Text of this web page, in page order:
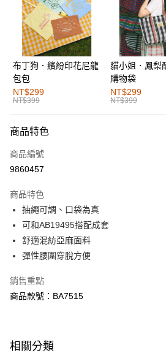
LINE Pay
街口支付
運送方式
全家取貨付款
每筆NT$60，滿NT$1,000(含以上)免運費
付款後全家取貨
萊爾富取貨付款
付款後萊爾富取貨
每筆NT$60，滿NT$1,000(含以上)免運費
7-11取貨付款
每筆NT$60，滿NT$1,000(含以上)免運費
付款後7-11取貨
每筆NT$60，滿NT$1,000(含以上)免運費
每筆NT$120，滿NT$1,000(含以上)免運費
布丁狗．繽紛印花尼龍
包包
NT$299
NT$399
貓小姐．鳳梨
購物袋
NT$299
NT$399
商品特色
商品編號
9860457
商品特色
抽繩可調、口袋為真
可和AB19495搭配成套
舒適混紡亞麻面料
彈性腰圍穿脫方便
銷售重點
商品款號：BA7515
相關分類